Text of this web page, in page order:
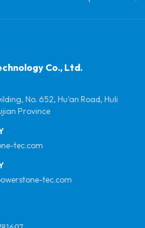
vertrauenswürdigsten
Professionalität und
Co., Ltd.
No. 652, Hu'an Road, Huli
Province
tec.com
tec.com